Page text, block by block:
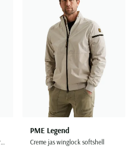
Donkergroen T-shirt katoen cargo schets
Toevoegen aan favorieten
PME Legend
Creme jas winglock softshell